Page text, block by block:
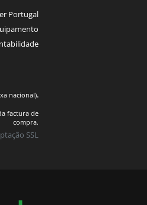
Portugal
nacional).
factura de
compra.
SSL